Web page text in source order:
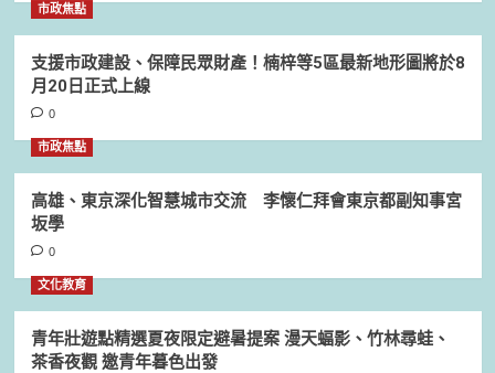
市政焦點
支援市政建設、保障民眾財產！楠梓等5區最新地形圖將於8
月20日正式上線
0
市政焦點
高雄、東京深化智慧城市交流 李懷仁拜會東京都副知事宮
坂學
0
文化教育
青年壯遊點精選夏夜限定避暑提案 漫天蝠影、竹林尋蛙、
茶香夜觀 邀青年暮色出發